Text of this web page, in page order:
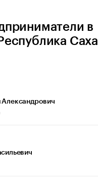
в
Саха